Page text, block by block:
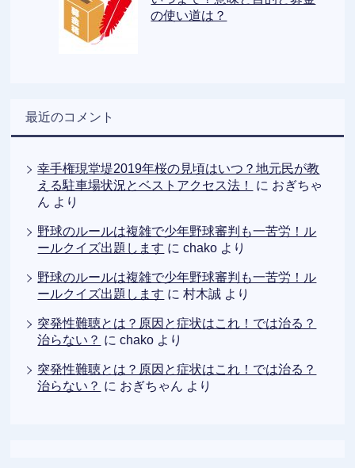
の使い道は？
最近のコメント
幸手権現堂堤2019年桜の見頃はいつ？地元民が教
える駐車場状況とベストアクセス法！
に おぎちゃ
ん より
野球のルールは複雑で少年野球審判も一苦労！ル
ールクイズ出題します にchako より
野球のルールは複雑で少年野球審判も一苦労！ル
ールクイズ出題します に村木誠 より
突発性難聴とは？原因と症状はこれ！では治る？
治らない？ にchako より
突発性難聴とは？原因と症状はこれ！では治る？
治らない？ に おぎちゃん より